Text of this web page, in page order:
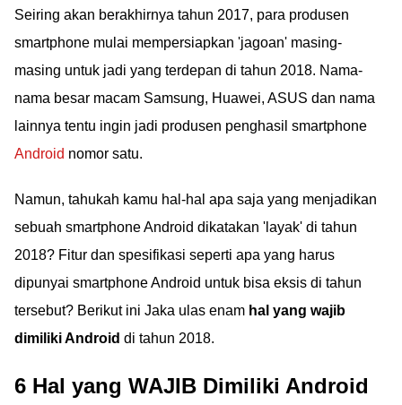
Seiring akan berakhirnya tahun 2017, para produsen
smartphone mulai mempersiapkan 'jagoan' masing-
masing untuk jadi yang terdepan di tahun 2018. Nama-
nama besar macam Samsung, Huawei, ASUS dan nama
lainnya tentu ingin jadi produsen penghasil smartphone
Android nomor satu.
Namun, tahukah kamu hal-hal apa saja yang menjadikan
sebuah smartphone Android dikatakan 'layak' di tahun
2018? Fitur dan spesifikasi seperti apa yang harus
dipunyai smartphone Android untuk bisa eksis di tahun
tersebut? Berikut ini Jaka ulas enam hal yang wajib
dimiliki Android di tahun 2018.
6 Hal yang WAJIB Dimiliki Android